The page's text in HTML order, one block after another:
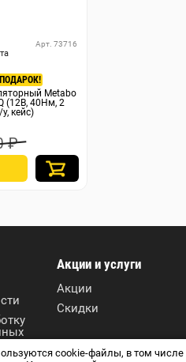
Арт. 73716
Metabo
(12В, 40Нм, 2
кейс)
₽
Акции и услуги
Акции
Скидки
cookie-файлы, в том числе